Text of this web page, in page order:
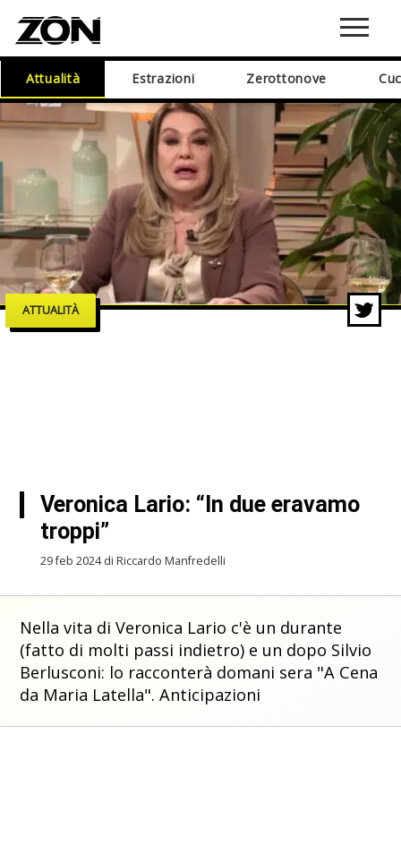
Attualità Estrazioni Zerottonove
ATTUALITÀ
Veronica Lario: “In due eravamo
troppi”
29 feb 2024 di Riccardo Manfredelli
Nella vita di Veronica Lario c'è un durante
(fatto di molti passi indietro) e un dopo Silvio
Berlusconi: lo racconterà domani sera "A Cena
da Maria Latella". Anticipazioni